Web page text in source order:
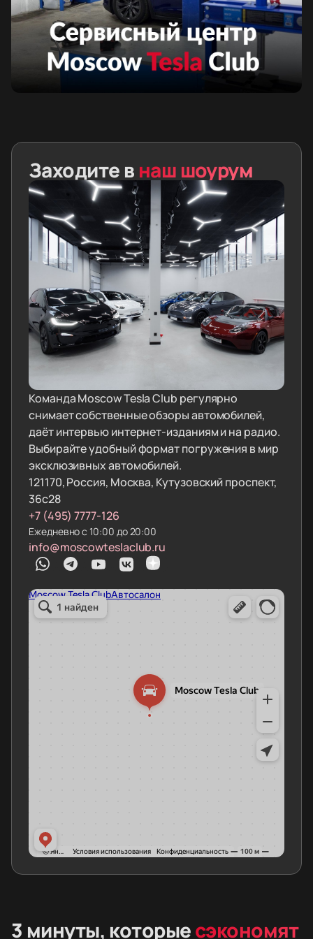
Заходите в наш шоурум
Команда Moscow Tesla Club регулярно
снимает собственные обзоры автомобилей,
даёт интервью интернет-изданиям и на радио.
Выбирайте удобный формат погружения в мир
эксклюзивных автомобилей.
121170, Россия, Москва, Кутузовский проспект,
36с28
+7 (495) 7777-126
Ежедневно с 10:00 до 20:00
info@moscowteslaclub.ru
3 минуты, которыесэкономят